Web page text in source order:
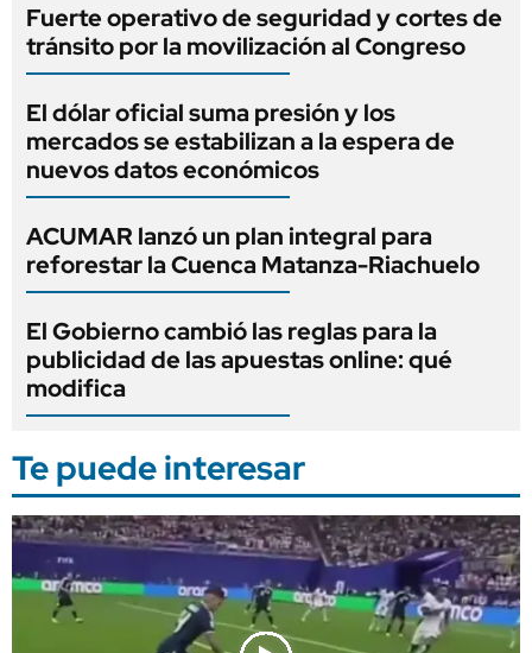
Fuerte operativo de seguridad y cortes de
tránsito por la movilización al Congreso
El dólar oficial suma presión y los
mercados se estabilizan a la espera de
nuevos datos económicos
ACUMAR lanzó un plan integral para
reforestar la Cuenca Matanza-Riachuelo
El Gobierno cambió las reglas para la
publicidad de las apuestas online: qué
modifica
Te puede interesar